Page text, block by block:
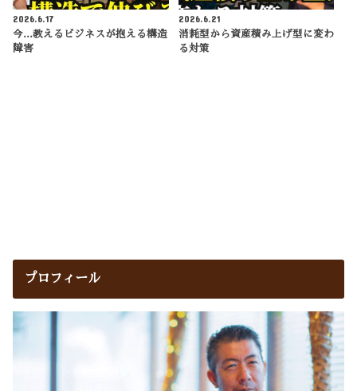
2026.6.17
今...教えるビジネスが抱える構造
障害
2026.6.21
消耗型から資産積み上げ型に変わ
る対策
プロフィール